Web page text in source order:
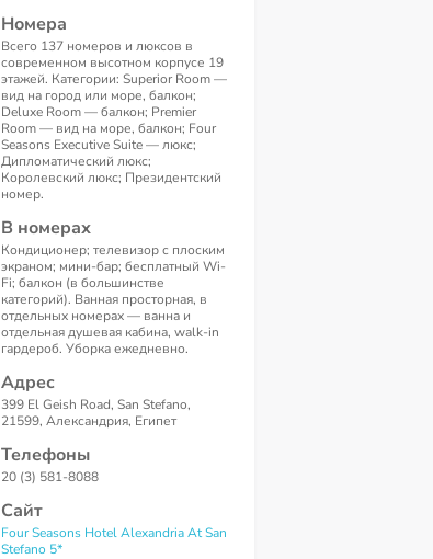
Номера
Всего 137 номеров и люксов в
современном высотном корпусе 19
этажей. Категории: Superior Room —
вид на город или море, балкон;
Deluxe Room — балкон; Premier
Room — вид на море, балкон; Four
Seasons Executive Suite — люкс;
Дипломатический люкс;
Королевский люкс; Президентский
номер.
В номерах
Кондиционер; телевизор с плоским
экраном; мини-бар; бесплатный Wi-
Fi; балкон (в большинстве
категорий). Ванная просторная, в
отдельных номерах — ванна и
отдельная душевая кабина, walk-in
гардероб. Уборка ежедневно.
Адрес
399 El Geish Road, San Stefano,
21599, Александрия, Египет
Телефоны
20 (3) 581-8088
Сайт
Four Seasons Hotel Alexandria At San
Stefano 5*